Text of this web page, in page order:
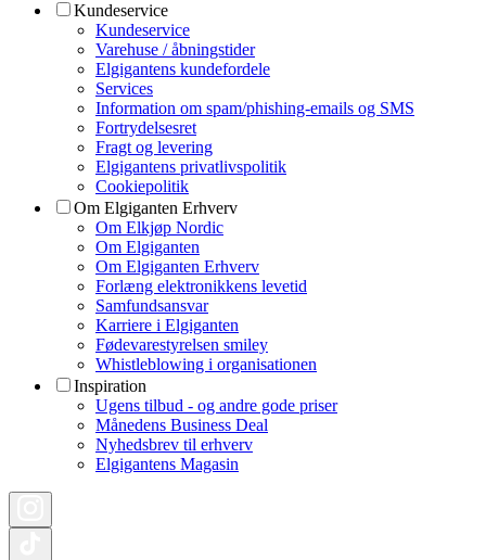
Kundeservice
Kundeservice
Varehuse / åbningstider
Elgigantens kundefordele
Services
Information om spam/phishing-emails og SMS
Fortrydelsesret
Fragt og levering
Elgigantens privatlivspolitik
Cookiepolitik
Om Elgiganten Erhverv
Om Elkjøp Nordic
Om Elgiganten
Om Elgiganten Erhverv
Forlæng elektronikkens levetid
Samfundsansvar
Karriere i Elgiganten
Fødevarestyrelsen smiley
Whistleblowing i organisationen
Inspiration
Ugens tilbud - og andre gode priser
Månedens Business Deal
Nyhedsbrev til erhverv
Elgigantens Magasin